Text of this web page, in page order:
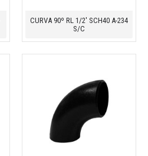
CURVA 90º RL 1/2' SCH40 A-234
S/C